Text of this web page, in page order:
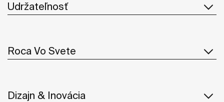
Udržateľnosť
Roca Vo Svete
Dizajn & Inovácia